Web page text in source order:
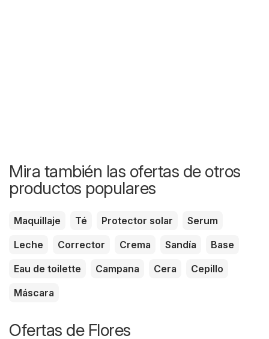
Mira también las ofertas de otros
productos populares
Maquillaje Té Protector solar
Serum
Leche
Corrector Crema Sandía
Base
Eau de toilette
Campana Cera
Cepillo
Máscara
Ofertas de Flores